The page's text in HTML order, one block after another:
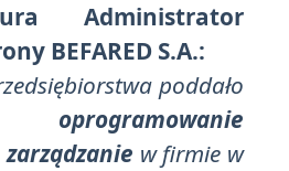
Administrator
BEFARED S.A.:
poddało
oprogramowanie
w firmie w